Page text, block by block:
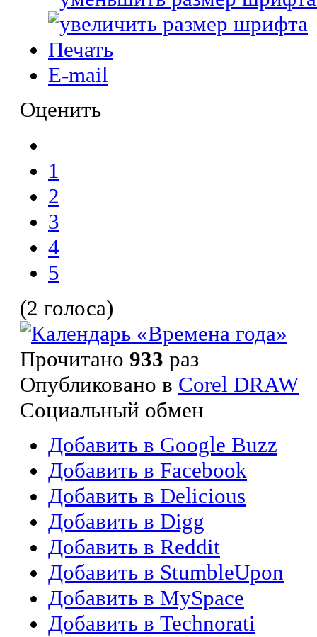
Печать
E-mail
Оценить
1
2
3
4
5
(2 голоса)
Прочитано 933 раз
Опубликовано в Corel DRAW
Социальный обмен
Добавить в Google Buzz
Добавить в Facebook
Добавить в Delicious
Добавить в Digg
Добавить в Reddit
Добавить в StumbleUpon
Добавить в MySpace
Добавить в Technorati